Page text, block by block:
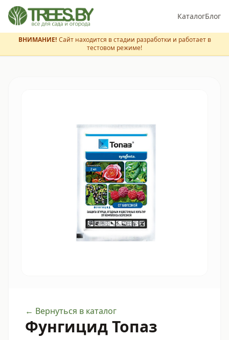
КаталогБлог
ВНИМАНИЕ! Сайт находится в стадии разработки и работает в
тестовом режиме!
← Вернуться в каталог
Фунгицид Топаз